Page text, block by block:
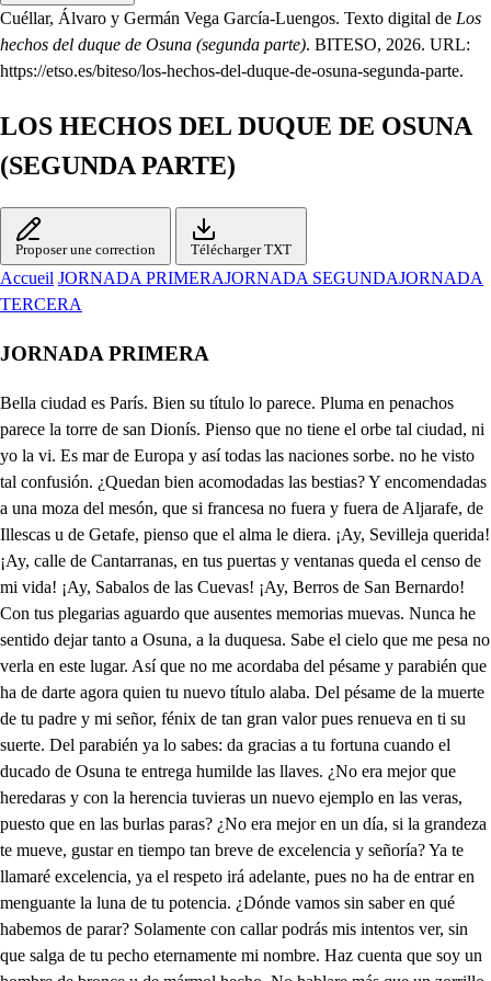
Cuéllar, Álvaro y Germán Vega García-Luengos. Texto digital de Los
hechos del duque de Osuna (segunda parte). BITESO, 2026. URL:
https://etso.es/biteso/los-hechos-del-duque-de-osuna-segunda-parte.
LOS HECHOS DEL DUQUE DE OSUNA
(SEGUNDA PARTE)
Proposer une correction Télécharger TXT
Accueil JORNADA PRIMERAJORNADA SEGUNDAJORNADA
TERCERA
JORNADA PRIMERA
Bella ciudad es París. Bien su título lo parece. Pluma en penachos parece la torre de san Dionís. Pienso que no tiene el orbe tal ciudad, ni yo la vi. Es mar de Europa y así todas las naciones sorbe. no he visto tal confusión. ¿Quedan bien acomodadas las bestias? Y encomendadas a una moza del mesón, que si francesa no fuera y fuera de Aljarafe, de Illescas u de Getafe, pienso que el alma le diera. ¡Ay, Sevilleja querida! ¡Ay, calle de Cantarranas, en tus puertas y ventanas queda el censo de mi vida! ¡Ay, Sabalos de las Cuevas! ¡Ay, Berros de San Bernardo! Con tus plegarias aguardo que ausentes memorias muevas. Nunca he sentido dejar tanto a Osuna, a la duquesa. Sabe el cielo que me pesa no verla en este lugar. Así que no me acordaba del pésame y parabién que ha de darte agora quien tu nuevo título alaba. Del pésame de la muerte de tu padre y mi señor, fénix de tan gran valor pues renueva en ti su suerte. Del parabién ya lo sabes: da gracias a tu fortuna cuando el ducado de Osuna te entrega humilde las llaves. ¿No era mejor que heredaras y con la herencia tuvieras un nuevo ejemplo en las veras, puesto que en las burlas paras? ¿No era mejor en un día, si la grandeza te mueve, gustar en tiempo tan breve de excelencia y señoría? Ya te llamaré excelencia, ya el respeto irá adelante, pues no ha de entrar en menguante la luna de tu potencia. ¿Dónde vamos sin saber en qué habemos de parar? Solamente con callar podrás mis intentos ver, sin que salga de tu pecho eternamente mi nombre. Haz cuenta que soy un hombre de bronce u de mármol hecho. No hablare más que un zorrillo, aunque serlo yo no es mengua. Desde este punto la lengua la pasaré al colodrillo, y de esta suerte jamás se oirá el eco de mi acento, y será un poco de viento cuanto hablaré por detrás. Y siendo de esta manera sin que en el son se repare cuanto por detrás hablare podrás tener por quimera. Linda traza fue tener las postas tan prevenidas. Las eses traigo molidas de saltar y de correr, pues mi posta endemoniada parecía en los atajos con pasos altos y bajos música desconcertada. Pudiérades baratar dos calabazas enteras ¡Oh, cuál traigo si lo vieras el arrabal circular[GV1]! Y si el último jamón desnudo al fresco lo echara cualquier ciego lo juzgara por pedazo de salmón. Quedose la mota en pie y sin la mota volamos. De cuanto en ella hilamos ni una mota le dejé Por Dios, que el teniente Pardo que ha de volverse amarillo. Aquí está la del perrillo y a tu lado soy Bernardo, y si vienen mil roldanes enjertos en un soldán con los juanetes de un Juan los haré polvos de Juanes. Mal conozco la destreza de este español andaluz. ¡Oh, lo que hablas, Jesús! Son vagidos de cabeza, porque esto del no beber causa grandes desvaríos. Presto alentarás tus bríos. Eso ¿cómo podrá ser si donde quiera que voy con cerveza me convidan? Deja que mis fuerzas midan lo que puedo y lo que soy, que yo juro de ponerte. en gran descanso y quietud. El beber bien es salud, cuanto el no beber es muerte. Con la priesa me olvidé en la Mota de Medina de una bota peregrina que cuero algún tiempo fue de virtud dan singular ni te admire ni te asombre, que a dos tragos pondrá un hombre a guisa de pelear. ¡Viva Enrico, viva Enrico! Viva muy enhorabuena. Brava gente y bulla suena. A saber lo que es me aplico. Todo esto es fiesta, y por ella anda París de alegría. Viva la reina María de los Médicis estrella. El Rey se casa sin duda con la hermosa serafín del gran duque florentín. El tiempo las cosas muda. ¿No decían que este rey era hereje, era verdugo de la Iglesia? Ya en el yugo de la católica ley habrá puesto su corona. ¿No veremos la ciudad? Despasio estás en verdad. Poco el verla me aficiona. Vamos a Flandes, Osuna. a emprender cosas más grandes, porque solo apunta [a] Flandes la mira de mi fortuna. Allí el Girón celebrado se ha de acrisolar perfecto, y si he vivido inquieto, tengo de morir honrado. No sabrá España de mí, cómo ni en qué parte estoy hasta que sepan quién soy, pues han sabido quién fui. Bien haces si en eso das, tope el vivir donde tope. Ya ves que quedó don Lope como racimo de agrás. Ahorcáronlo al pobreto último fin de sus menguas. Quitose de malas lenguas y murió como discreto don Diego Ponce en Sevilla huyendo el mundo vario anda hecho un santulario dando a todos maravilla. Los demás de la Quinola rapándoles las guirnaldas les refrescó las espaldas una penca de escarola, y tiénente obligación las galeras españolas, pues has poblado sus olas con gente de guarnición. ¡Viva la universidad, pues le viene a dar la mano rey tan valiente y cristiano! Mironos Dios con piedad. Francia, que su nombre adora, tendrá quietud y sosiego, viendo que se templa el fuego cielo un tiempo y Troya agora. Lástima, Lampercio, es desdicha, afrenta y tristeza que un reino que fue cabeza venga a verse en tantos pies, tantas guerras, tantos males, tantas muertes, tantas penas. Bien merecen sus cadenas tragedias tan desiguales, que esto de dejar a Dios y apartarse de su ley ni hay paz, gobierno, ni ley. ¿Qué sentís, Dionisio, vos, que sois de la astrología sujeto tan peregrino? No sé qué influjo divino a tratar de esto me guía. No hallo por su ascendente que ha de lograrse este rey. Bárbara, por cierto, ley, en la opinión de la gente. Venus la mira en cuadrante, Saturno influye inquieto, sin que benévolo aspecto pueda hallarse semejante. Trino está el sol y la luna le mira siempre contraria. siempre fue la ciencia varia, que entiende de la fortuna deja de hablar judiciario. Puntos para escuela son. No hay astro en toda ocasión que no le mire contrario. Si es que habemos de salir en la máscara, ya es tarde. No es bien que Ricardo aguarde. Alto, a vestir, a vestir. Este nos podrá decir que parece algo entendido. Ah, caballero, ¿qué ha sido la fiesta de este lugar? Díganos quién o por quién hacer tal fiesta conviene. ¿Vos solo sois peregrino de esta gran Jerusalén? Somos dos pobres soldados, peregrinos, forasteros, porfiados, tristes y fieros, de nuestra patria arrojados. Quien lo dijo no se engaña. Autor fue de ingenio igual que es la patria natural la más ajena y extraña. Regla es de Filosofía buscar la piedra su centro y pasando más adentro la sutil astrología por influencias secretas los que en tierra ajena aspiran por buscar valor los miran benévolos los planetas. Astrólogo sois. No hay más: vos perderéis el juicio. Bastante señal e indicio de tu grande ingenio das, pero dinos la ocasión de alegría semejante. Diré la causa bastante mientras me das atención. Hoy se corona en París Enrico cuarto de Francia, nieto de Luis, a quien por la luz de la celada en una infelice justa la corta astilla de un asta dio muerte, cuya tragedia notoria en el mundo pasa. El príncipe Luis, su hijo, ciñó las sienes gallardas de la corona invencible que tres lirios la acompañan. Casose en su edad florida con aquella reina santa, María Estuarda, a quien La inglesa Isabel tirana alevosamente cortó la católica garganta. Por Luis a quien la muerte sus floridos años rasga por faltar el heredero llamó la sangre cercana a Enrico, tercero rey de Polonia y de Crolanda, que lo fue por elección. Vino a París, donde estaba en un fraile dominico su desdicha disfrazada. Diole muerte en Ediburg, por cuya tragedia amarga a Enrico cuarto apellidan que en paz el cetro gozara a no apartarse del premio de la iglesia. Dando entrada a mil errores e injurias contra la Iglesia romana. Amparó los hugonotes, que la libertad ampara llamando conciencia libre a lo que es conciencia larga. Con esto el santo Clemente, padre de la Iglesia santa, le priva como incapaz del acción derecha y casta. Descomulgole en efeto, donde por sus bulas manda que ninguno le obedezca, y a sus vasallos desata de la liga y juramento que como a señor le guardan. Justo castigo del cielo al que su ley desampara. Francia, humilde y obediente a las censuras del papa, que el hombre que no la teme no tiene miedo a su alma, al pontífice obedece y contra Enrico levanta las lises de oro perdidas si ya en poco respetadas. El reino al fin dividido con que al recurso se arroja de la coluna de España el católico Felipe, sabio rey y gran monarca, al pobre rey no socorre, piedad perfecta y cristiana, con su ejército de Flandes vino el Príncipe de Parma, Farnesio Colona, digno de bronce, mármol y estatua. Mediante aqueste socorro respiró la opresión larga de esta infelice corona, madre un tiempo y ya madrastra. Contar las guerras civiles, los asaltos, las batallas, los casos, pestes y hambres, miserias, desdichas, plagas, que ha padecido este reino en seis años de distancia será contar las arenas que el piélago inmenso baña. Solo te digo que ha sido Enrico en guerra tan larga el soldado más valiente que desde Roldán se halla, desde el príncipe Lotario, que vio muertos en campaña más de doscientos mil hombres no habido miserias tantas. Mas Dios, que piadoso mira desde las esferas altas, un reino que fue afligido las de su fe soberanas inspiró en el ciego Enrique, que en aquel letargo estaba del sueño de sus locuras, y arrepentido se espanta. Vuélvese a Dios y en un punto tan otro del que fue se halla que nuevo de su ventura envidia lo que le falta impetra en Roma a Clemente el escalón de la gracia que aquesta es la absolución si sus méritos la alcanzan. Llora Clemente de gusto y en las siete iglesias santas de la gran máquina Roma un jubileo dilata. Gánale él mismo descalzo, pidiendo a Dios en su alma por inspiración divina, al santo yugo le traiga. Absolviole al fin, y hoy en París con fiestas varías la absolución se celebra, de todos tan deseada. El cardenal de Joyosa en público la relata, dándole la penitencia congruente a sus desgracias. Hincose el rey de rodillas, y por las mejillas blancas de su heroico rostro vierte más aljófares que el alba. La reina doña María de Médicis, noble hermana del gran duque de Florencia, en el acto le acompaña. Velose también con ella, aunque ya le ha dado a Francia, en el príncipe de Conde el mayorazgo que aguarda. A pie vienen